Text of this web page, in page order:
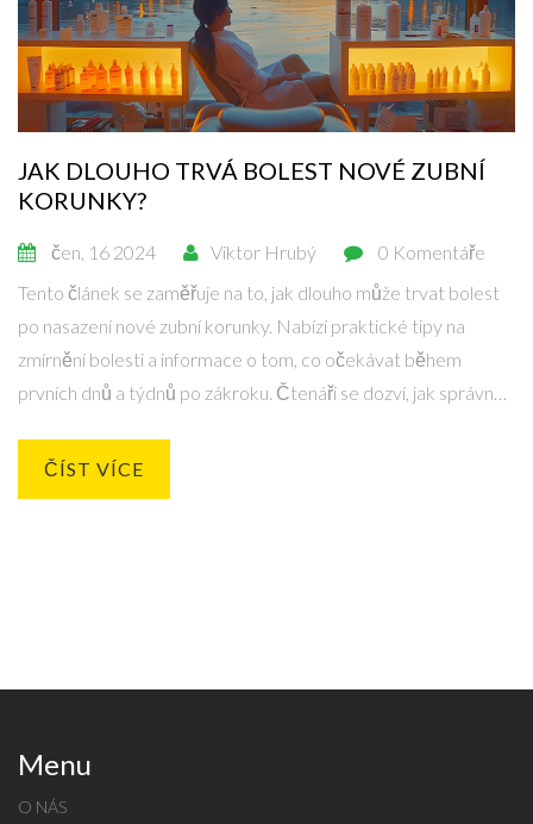
JAK DLOUHO TRVÁ BOLEST NOVÉ ZUBNÍ
KORUNKY?
čen, 16 2024 Viktor Hrubý
0 Komentáře
Tento článek se zaměřuje na to, jak dlouho může trvat bolest
po nasazení nové zubní korunky. Nabízí praktické tipy na
zmírnění bolesti a informace o tom, co očekávat během
prvních dnů a týdnů po zákroku. Čtenáři se dozví, jak správně
pomoc.
ČÍST VÍCE
Menu
O NÁS